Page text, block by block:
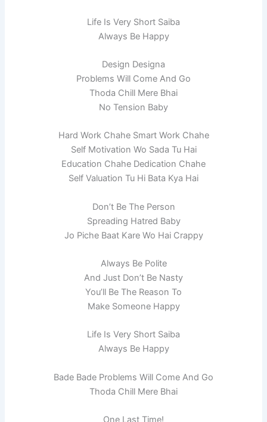
Life Is Very Short Saiba
Always Be Happy
Design Designa
Problems Will Come And Go
Thoda Chill Mere Bhai
No Tension Baby
Hard Work Chahe Smart Work Chahe
Self Motivation Wo Sada Tu Hai
Education Chahe Dedication Chahe
Self Valuation Tu Hi Bata Kya Hai
Don’t Be The Person
Spreading Hatred Baby
Jo Piche Baat Kare Wo Hai Crappy
Always Be Polite
And Just Don’t Be Nasty
You’ll Be The Reason To
Make Someone Happy
Life Is Very Short Saiba
Always Be Happy
Bade Bade Problems Will Come And Go
Thoda Chill Mere Bhai
One Last Time!